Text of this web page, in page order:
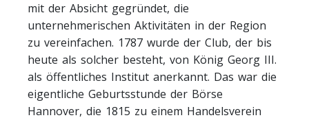
mit der Absicht gegründet, die
unternehmerischen Aktivitäten in der Region
zu vereinfachen. 1787 wurde der Club, der bis
heute als solcher besteht, von König Georg III.
als öffentliches Institut anerkannt. Das war die
eigentliche Geburtsstunde der Börse
Hannover, die 1815 zu einem Handelsverein